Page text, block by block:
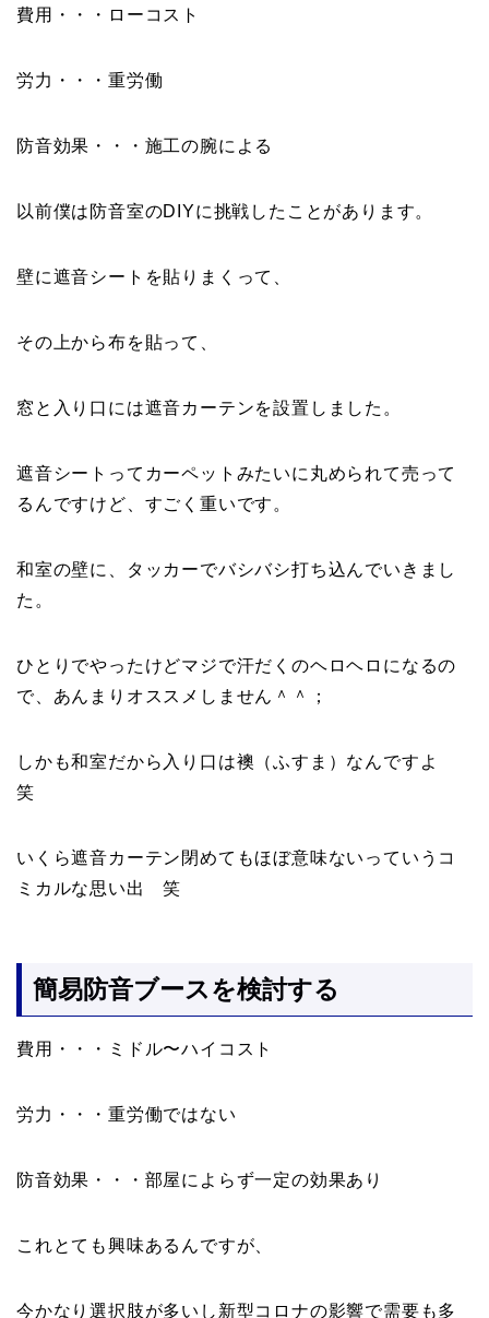
費用・・・ローコスト
労力・・・重労働
防音効果・・・施工の腕による
以前僕は防音室のDIYに挑戦したことがあります。
壁に遮音シートを貼りまくって、
その上から布を貼って、
窓と入り口には遮音カーテンを設置しました。
遮音シートってカーペットみたいに丸められて売って
るんですけど、すごく重いです。
和室の壁に、タッカーでバシバシ打ち込んでいきまし
た。
ひとりでやったけどマジで汗だくのヘロヘロになるの
で、あんまりオススメしません＾＾；
しかも和室だから入り口は襖（ふすま）なんですよ
笑
いくら遮音カーテン閉めてもほぼ意味ないっていうコ
ミカルな思い出 笑
簡易防音ブースを検討する
費用・・・ミドル〜ハイコスト
労力・・・重労働ではない
防音効果・・・部屋によらず一定の効果あり
これとても興味あるんですが、
今かなり選択肢が多いし新型コロナの影響で需要も多